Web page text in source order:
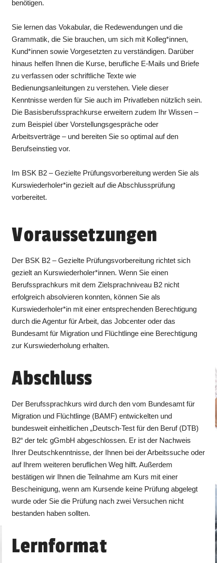
benötigen.
Sie lernen das Vokabular, die Redewendungen und die
Grammatik, die Sie brauchen, um sich mit Kolleg*innen,
Kund*innen sowie Vorgesetzten zu verständigen. Darüber
hinaus helfen Ihnen die Kurse, berufliche E-Mails und Briefe
zu verfassen oder schriftliche Texte wie
Bedienungsanleitungen zu verstehen. Viele dieser
Kenntnisse werden für Sie auch im Privatleben nützlich sein.
Die Basisberufssprachkurse erweitern zudem Ihr Wissen –
zum Beispiel über Vorstellungsgespräche oder
Arbeitsverträge – und bereiten Sie so optimal auf den
Berufseinstieg vor.
Im BSK B2 – Gezielte Prüfungsvorbereitung werden Sie als
Kurswiederholer*in gezielt auf die Abschlussprüfung
vorbereitet.
Voraussetzungen
Der BSK B2 – Gezielte Prüfungsvorbereitung richtet sich
gezielt an Kurswiederholer*innen. Wenn Sie einen
Berufssprachkurs mit dem Zielsprachniveau B2 nicht
erfolgreich absolvieren konnten, können Sie als
Kurswiederholer*in mit einer entsprechenden Berechtigung
durch die Agentur für Arbeit, das Jobcenter oder das
Bundesamt für Migration und Flüchtlinge eine Berechtigung
zur Kurswiederholung erhalten.
Abschluss
Der Berufssprachkurs wird durch den vom Bundesamt für
Migration und Flüchtlinge (BAMF) entwickelten und
bundesweit einheitlichen „Deutsch-Test für den Beruf (DTB)
B2“ der telc gGmbH abgeschlossen. Er ist der Nachweis
Ihrer Deutschkenntnisse, der Ihnen bei der Arbeitssuche oder
auf Ihrem weiteren beruflichen Weg hilft. Außerdem
bestätigen wir Ihnen die Teilnahme am Kurs mit einer
Bescheinigung, wenn am Kursende keine Prüfung abgelegt
wurde oder Sie die Prüfung nach zwei Versuchen nicht
bestanden haben sollten.
Lernformat